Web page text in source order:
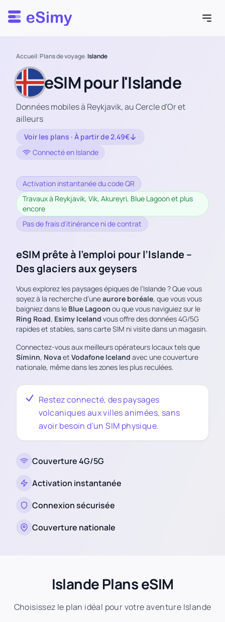
Esimy
Accueil/Plans de voyage/Islande
eSIM pour l'Islande
Données mobiles à Reykjavik, au Cercle d'Or et
ailleurs
Voir les plans · À partir de 2.49€
Connecté en Islande
Activation instantanée du code QR
Travaux à Reykjavik, Vik, Akureyri, Blue Lagoon et plus
encore
Pas de frais d'itinérance ni de contrat
eSIM prête à l’emploi pour l’Islande –
Des glaciers aux geysers
Vous explorez les paysages épiques de l’Islande ? Que vous
soyez à la recherche d’uneaurore boréale, que vous vous
baigniez dans le Blue Lagoon ou que vous naviguiez sur le
Ring Road, Esimy Iceland vous offre des données 4G/5G
rapides et stables, sans carte SIM ni visite dans un magasin.
Connectez-vous aux meilleurs opérateurs locaux tels que
Síminn, Novaet Vodafone Iceland avec une couverture
nationale, même dans les zones les plus reculées.
Restez connecté, des paysages
volcaniques aux villes animées, sans
avoir besoin d'un SIM physique.
Couverture 4G/5G
Activation instantanée
Connexion sécurisée
Couverture nationale
Islande Plans eSIM
Choisissez le plan idéal pour votre aventure Islande